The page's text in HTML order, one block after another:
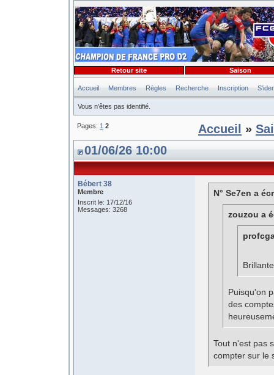
Accueil Membres Règles Recherche Inscription
Vous n'êtes pas identifié.
Retour site Saison
Pages: 1 2 Accueil »
01/06/26 10:00
Bébert 38
Membre
Inscrit le: 17/12/16
Messages: 3268
N° Se7en a
zouzou a
Puisqu'on
des
Tout n'est pas
compter sur le